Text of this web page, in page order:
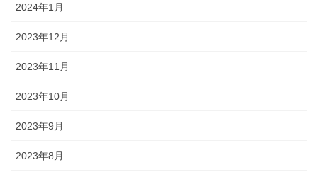
2024年1月
2023年12月
2023年11月
2023年10月
2023年9月
2023年8月